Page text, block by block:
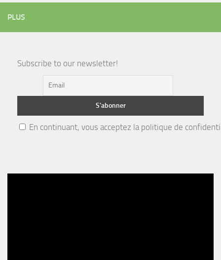
PLUS
Subscribe to our newsletter!
En continuant, vous acceptez la politique de